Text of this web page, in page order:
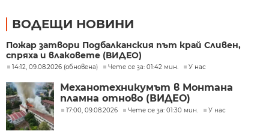
ВОДЕЩИ НОВИНИ
Пожар затвори Подбалканския път край Сливен,
спряха и влаковете (ВИДЕО)
14:12, 09.08.2026 (обновена) Чете се за: 01:42 мин. У нас
Механотехникумът в Монтана
пламна отново (ВИДЕО)
17:00, 09.08.2026 Чете се за: 01:30 мин. У нас